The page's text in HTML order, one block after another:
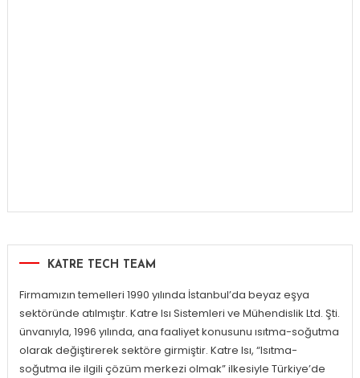
KATRE TECH TEAM
Firmamızın temelleri 1990 yılında İstanbul’da beyaz eşya
sektöründe atılmıştır. Katre Isı Sistemleri ve Mühendislik Ltd. Şti.
ünvanıyla, 1996 yılında, ana faaliyet konusunu ısıtma-soğutma
olarak değiştirerek sektöre girmiştir. Katre Isı, “Isıtma-
soğutma ile ilgili çözüm merkezi olmak” ilkesiyle Türkiye’de